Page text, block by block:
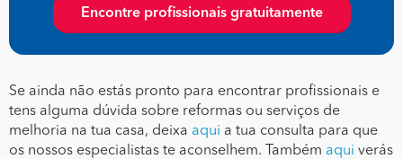
Encontre profissionais gratuitamente
Se ainda não estás pronto para encontrar profissionais e
tens alguma dúvida sobre reformas ou serviços de
melhoria na tua casa, deixa aqui a tua consulta para que
os nossos especialistas te aconselhem. Também aqui verás